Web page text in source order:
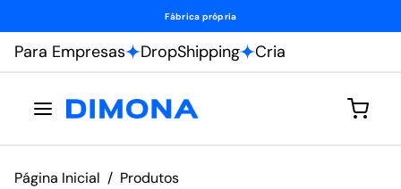
Fábrica própria
Para Empresas DropShipping Cria
Página Inicial / Produtos